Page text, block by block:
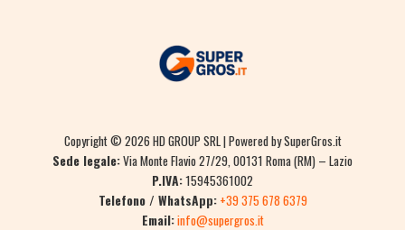
Copyright © 2026 HD GROUP SRL | Powered by SuperGros.it
Sede legale:Via Monte Flavio 27/29, 00131 Roma (RM) – Lazio
P.IVA:15945361002
Telefono / WhatsApp: +39 375 678 6379
Email:info@supergros.it